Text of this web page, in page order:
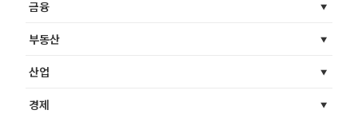
금융
부동산
산업
경제